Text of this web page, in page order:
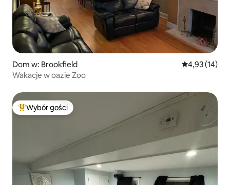
Dom w: Brookfield Średnia
4,93 (14)
Wakacje w oazie Zoo
Najpopularniejsze z kategorii Wybór gości
Wybór gości